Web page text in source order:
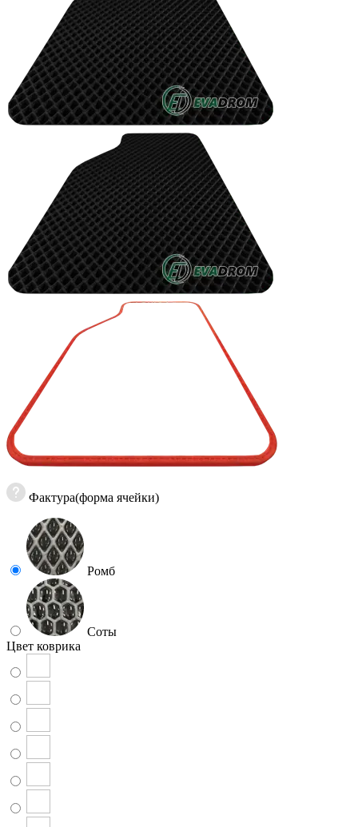
Фактура(форма ячейки)
Ромб
Соты
Цвет коврика